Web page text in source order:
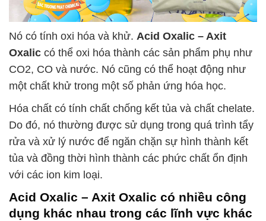
Nó có tính oxi hóa và khử. Acid Oxalic – Axit
Oxalic có thể oxi hóa thành các sản phẩm phụ như
CO2, CO và nước. Nó cũng có thể hoạt động như
một chất khử trong một số phản ứng hóa học.
Hóa chất có tính chất chống kết tủa và chất chelate.
Do đó, nó thường được sử dụng trong quá trình tẩy
rửa và xử lý nước để ngăn chặn sự hình thành kết
tủa và đồng thời hình thành các phức chất ổn định
với các ion kim loại.
Acid Oxalic – Axit Oxalic có nhiều công
dụng khác nhau trong các lĩnh vực khác